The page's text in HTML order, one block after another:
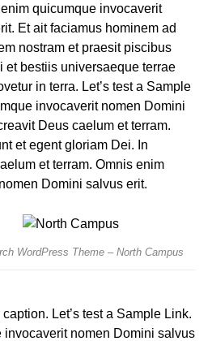
quicumque invocaverit
Et ait faciamus hominem ad
nostram et praesit piscibus
et bestiis universaeque terrae
in terra. Let’s test a Sample
invocaverit nomen Domini
Deus caelum et terram.
et egent gloriam Dei. In
et terram. Omnis enim
Domini salvus erit.
WordPress Theme – North Campus
Let’s test a Sample Link.
invocaverit nomen Domini salvus